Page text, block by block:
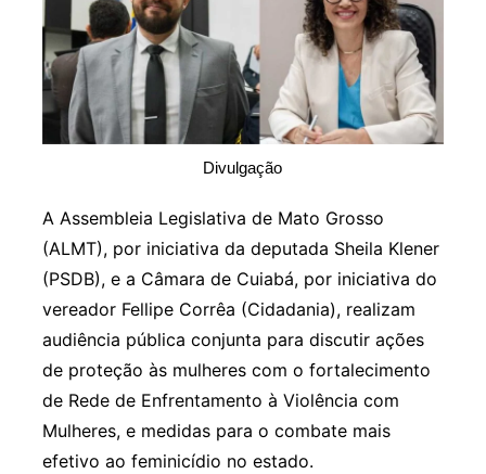
Divulgação
A Assembleia Legislativa de Mato Grosso
(ALMT), por iniciativa da deputada Sheila Klener
(PSDB), e a Câmara de Cuiabá, por iniciativa do
vereador Fellipe Corrêa (Cidadania), realizam
audiência pública conjunta para discutir ações
de proteção às mulheres com o fortalecimento
de Rede de Enfrentamento à Violência com
Mulheres, e medidas para o combate mais
efetivo ao feminicídio no estado.